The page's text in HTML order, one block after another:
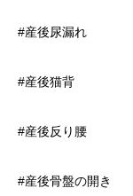
#産後尿漏れ
#産後猫背
#産後反り腰
#産後骨盤の開き